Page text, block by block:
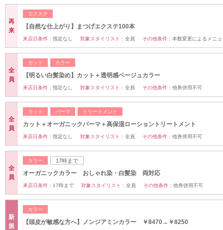
再
来
エクステ
【自然な仕上がり】まつげエクステ100本
来店日条件： 指定なし 対象スタイリスト： 全員 その他条件： 本数変更によるメニ
全
員
カット カラー
【明るい白髪染め】カット＋透明感ベージュカラー
来店日条件： 指定なし 対象スタイリスト： 全員 その他条件： 他券併用不可
全
員
カット パーマ トリートメント
カット＋オーガニックパーマ＋高保湿ローショントリートメント
来店日条件： 指定なし 対象スタイリスト： 全員 その他条件： 他券併用不可
全
員
カラー 17時まで
オーガニックカラー おしゃれ染・白髪染 両対応
来店日条件： 17時まで 対象スタイリスト： 全員 その他条件： 他券併用不可
新
規
カラー
【頭皮が敏感な方へ】ノンジアミンカラー ￥8470→￥8250